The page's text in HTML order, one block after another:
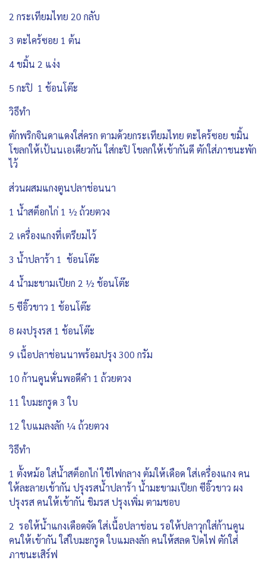
2 กระเทียมไทย 20 กลับ
3 ตะไคร้ซอย 1 ต้น
4 ขมิ้น 2 แง่ง
5 กะปิ 1 ช้อนโต๊ะ
วิธีทำ
ตักพริกจินดาแดงใส่ครก ตามด้วยกระเทียมไทย ตะไคร้ซอย ขมิ้น
โขลกให้เป้นนเอเดียวกัน ใส่กะปิ โขลกให้เข้ากันดี ตักใส่ภาชนะพัก
ไว้
ส่วนผสมแกงตูนปลาช่อนนา
1 น้ำสต็อกไก่ 1 ½ ถ้วยตวง
2 เครื่องแกงที่เตรียมไว้
3 น้ำปลาร้า 1 ช้อนโต๊ะ
4 น้ำมะขามเปียก 2 ½ ช้อนโต๊ะ
5 ซีอิ๊วขาว 1 ช้อนโต๊ะ
8 ผงปรุงรส 1 ช้อนโต๊ะ
9 เนื้อปลาช่อนนาพร้อมปรุง 300 กรัม
10 ก้านคูนหั่นพอดีคำ 1 ถ้วยตวง
11 ใบมะกรูด 3 ใบ
12 ใบแมลงลัก ¼ ถ้วยตวง
วิธีทำ
1 ตั้งหม้อ ใส่น้ำสต็อกไก่ ใช้ไฟกลาง ต้มให้เดือด ใส่เครื่องแกง คน
ให้ละลายเข้ากัน ปรุงรสน้ำปลาร้า น้ำมะขามเปียก ซีอิ๊วขาว ผง
ปรุงรส คนให้เข้ากัน ชิมรส ปรุงเพิ่ม ตามชอบ
2 รอให้น้ำแกงเดือดจัด ใส่เนื้อปลาช่อน รอให้ปลาวุกใส่ก้านคูน
คนให้เข้ากัน ใส่ใบมะกรูด ใบแมลงลัก คนให้สลด ปิดไฟ ตักใส่
ภาชนะเสิร์ฟ